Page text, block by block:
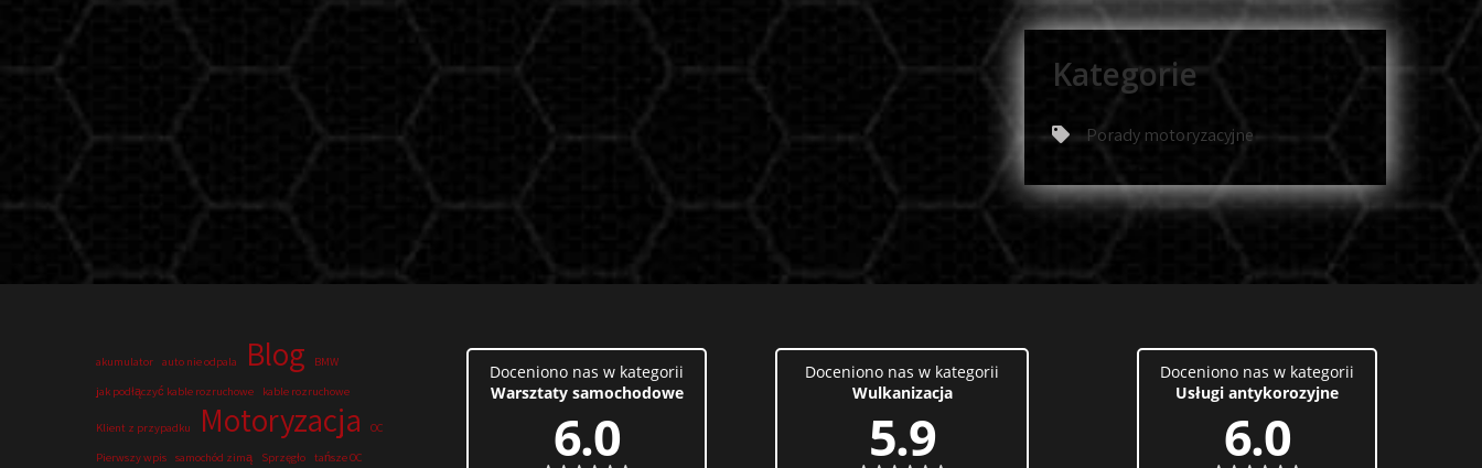
Kategorie
Porady motoryzacyjne
akumulator auto nie odpala Blog
BMW
jak podłączyć kable rozruchowe
kable rozruchowe
Klient z przypadku Motoryzacja
OC
Pierwszy wpis samochód zimą Sprzęgło tańsze OC